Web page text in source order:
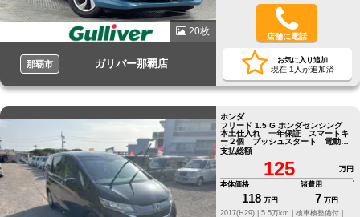
20枚
那覇市 ガリバー那覇店
店舗に電話
お気に入り追加
現在 1 人が追加済
ホンダ
フリード 1.5 G ホンダセンシング
本土仕入れ 一年保証 スマートキ
ー２個 プッシュスタート 電動格
納ミラー ＥＴＣ フルセグＴＶナ
ビ
支払総額
125
万円
本体価格
118 万円
諸費用
7 万円
2017(H29) |
5.5万km |
検車検整備付 |